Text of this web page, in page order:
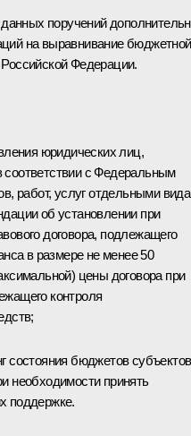
поручений
на выравнивание бюджетной
Федерации.
юридических лиц,
с Федеральным
работ, услуг отдельными
об установлении при
договора, подлежащего
в размере не менее 50
цены договора при
контроля
состояния бюджетов субъектов
необходимости принять
поддержке.